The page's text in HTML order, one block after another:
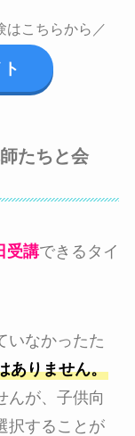
はこちらから／
たちと会
受講できるタイ
いなかったた
ありません。
んが、子供向
択することが